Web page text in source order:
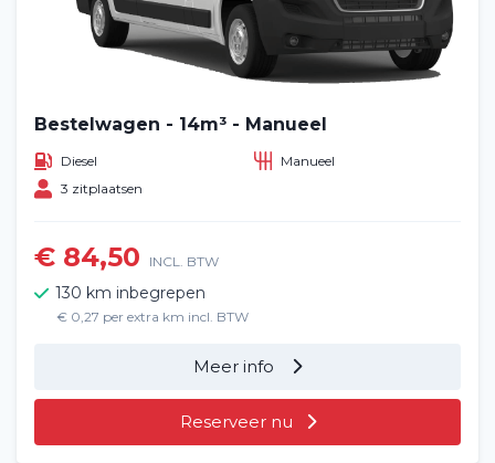
Bestelwagen - 14m³ - Manueel
Diesel
Manueel
3 zitplaatsen
€ 84,50 INCL. BTW
130 km inbegrepen
€ 0,27 per extra km incl. BTW
Meer info
Reserveer nu